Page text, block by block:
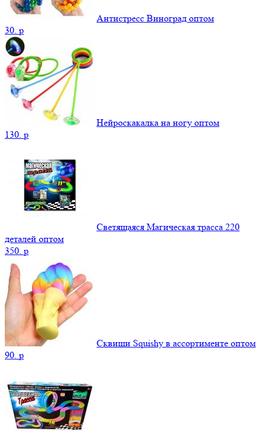
Антистресс Виноград оптом
30. p
Нейроскакалка на ногу оптом
130. p
Светящаяся Магическая трасса 220
деталей оптом
350. p
Сквиши Squishy в ассортименте оптом
90. p